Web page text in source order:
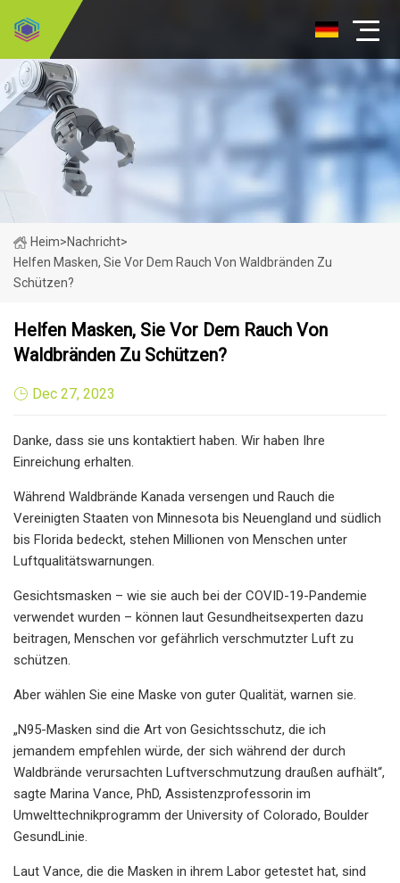
Heim>Nachricht>
Helfen Masken, Sie Vor Dem Rauch Von Waldbränden Zu
Schützen?
Helfen Masken, Sie Vor Dem Rauch Von
Waldbränden Zu Schützen?
Dec 27, 2023
Danke, dass sie uns kontaktiert haben. Wir haben Ihre
Einreichung erhalten.
Während Waldbrände Kanada versengen und Rauch die
Vereinigten Staaten von Minnesota bis Neuengland und südlich
bis Florida bedeckt, stehen Millionen von Menschen unter
Luftqualitätswarnungen.
Gesichtsmasken – wie sie auch bei der COVID-19-Pandemie
verwendet wurden – können laut Gesundheitsexperten dazu
beitragen, Menschen vor gefährlich verschmutzter Luft zu
schützen.
Aber wählen Sie eine Maske von guter Qualität, warnen sie.
„N95-Masken sind die Art von Gesichtsschutz, die ich
jemandem empfehlen würde, der sich während der durch
Waldbrände verursachten Luftverschmutzung draußen aufhält“,
sagte Marina Vance, PhD, Assistenzprofessorin im
Umwelttechnikprogramm der University of Colorado, Boulder
GesundLinie.
Laut Vance, die die Masken in ihrem Labor getestet hat, sind